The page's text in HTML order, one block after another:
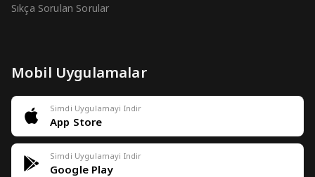
Sıkça Sorulan Sorular
Mobil Uygulamalar
Simdi Uygulamayi Indir
App Store
Simdi Uygulamayi Indir
Google Play